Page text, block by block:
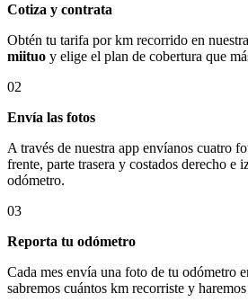
Cotiza y contrata
Obtén tu tarifa por km recorrido en
miituo y elige el plan de cobertura que
02
Envía las fotos
A través de nuestra app envíanos cuatro
frente, parte trasera y costados derecho e
odómetro.
03
Reporta tu odómetro
Cada mes envía una foto de tu odómetro
sabremos cuántos km recorriste y